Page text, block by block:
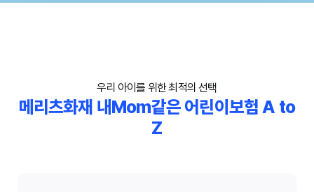
우리 아이를 위한 최적의 선택
메리츠화재 내Mom같은 어린이보험 A to
Z